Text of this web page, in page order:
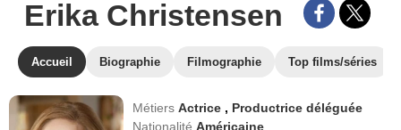
Erika Christensen
Accueil Biographie Filmographie Top films/séries
MétiersActrice , Productrice déléguée
NationalitéAméricaine